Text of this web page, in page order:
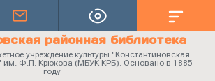
районная библиотека
учреждение культуры "Константиновская
им. Ф.П. Крюкова (МБУК КРБ). Основано в 1885
году